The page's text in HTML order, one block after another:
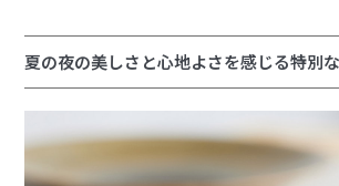
夏の夜の美しさと心地よさを感じる特別